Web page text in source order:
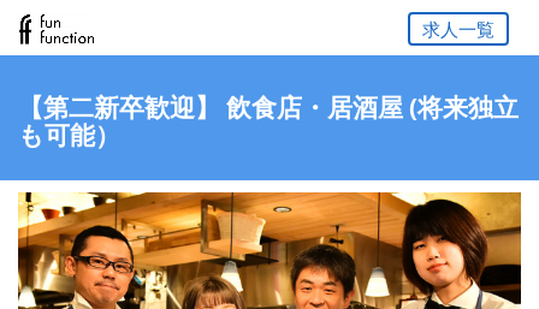
求人一覧
【第二新卒歓迎】 飲食店・居酒屋 (将来独立
も可能）